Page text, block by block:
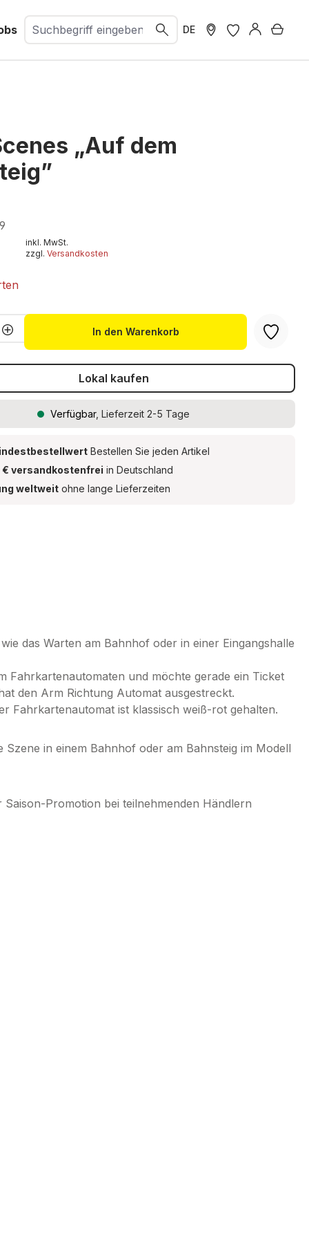
DE
„Auf dem
inkl. MwSt.
zzgl.Versandkosten
Gib den gewünschten Wert
In den Warenkorb
Lokal kaufen
Verfügbar, Lieferzeit 2-5 Tage
Bestellen Sie jeden Artikel
€ versandkostenfrei in Deutschland
weltweit ohne lange Lieferzeiten
das Warten am Bahnhof oder in einer Eingangshalle
Fahrkartenautomaten und möchte gerade ein Ticket
den Arm Richtung Automat ausgestreckt.
Fahrkartenautomat ist klassisch weiß-rot gehalten.
Szene in einem Bahnhof oder am Bahnsteig im Modell
Promotion bei teilnehmenden Händlern